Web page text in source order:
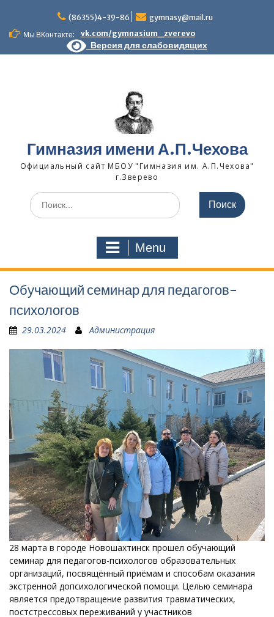
content
(86355)4-39-86
gymnasy@mail.ru
Мы ВКонтакте:
vk.com/gymnasium_zverevo
Версия для слабовидящих
Гимназия имени А.П.Чехова
Официальный сайт МБОУ "Гимназия им. А.П.Чехова"
г.Зверево
Search
for:
Menu
Обучающий семинар для педагогов-
психологов
29.03.2024 Администрация
28 марта в городе Новошахтинск прошел обучающий
семинар для педагогов-психологов образовательных
организаций, посвящённый приёмам и способам оказания
экстренной допсихологической помощи. Целью семинара
является предотвращение развития травматических,
постстрессовых переживаний у участников